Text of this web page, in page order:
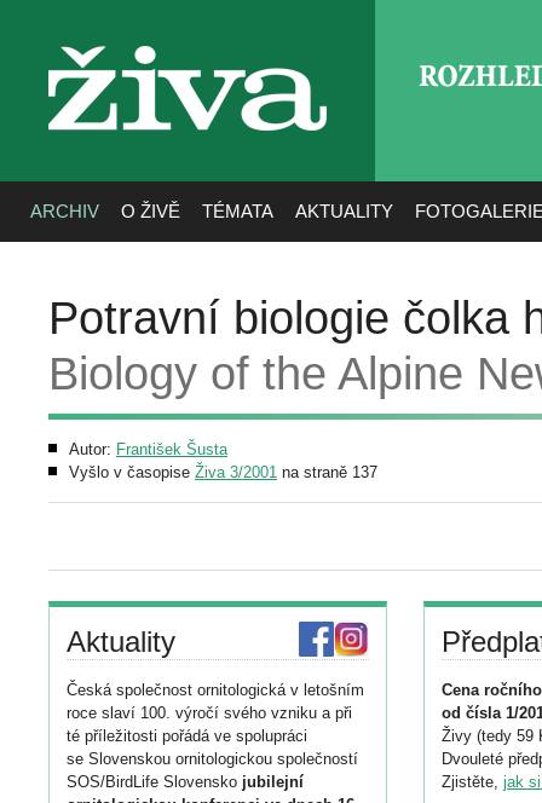
živa
ARCHIV O ŽIVĚ TÉMATA AKTUALITY
Potravní biologie čolka
Biology of the Alpine
Autor: František Šusta
Vyšlo v časopise Živa 3/2001 na straně 137
Aktuality
Česká společnost ornitologická v letošním
roce slaví 100. výročí svého vzniku a při
té příležitosti pořádá ve spolupráci
se Slovenskou ornitologickou společností
SOS/BirdLife Slovensko jubilejní
Cena
od čísla 1/
Živy (tedy 59
Dvouleté
Zjistěte, jak